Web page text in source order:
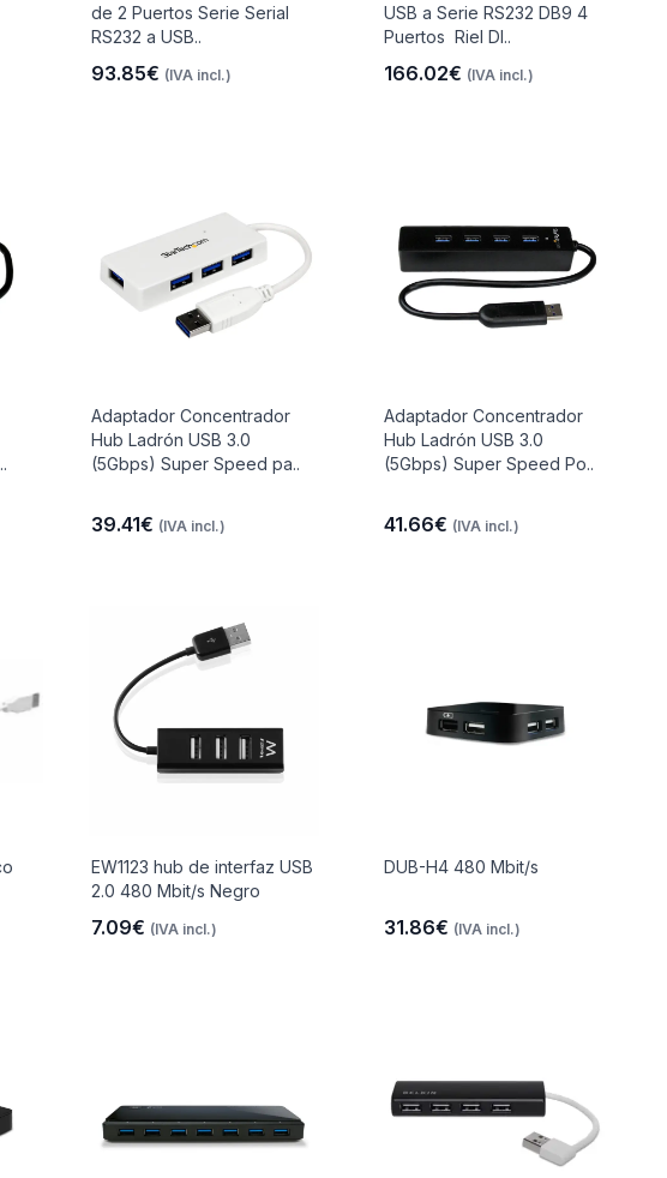
de 2 Puertos Serie Serial
RS232 a USB..
93.85€ (IVA incl.)
USB a Serie RS232 DB9 4
Puertos  Riel DI..
166.02€ (IVA incl.)
Adaptador Concentrador
Hub Ladrón USB 3.0
(5Gbps) Super Speed pa..
39.41€ (IVA incl.)
Adaptador Concentrador
Hub Ladrón USB 3.0
(5Gbps) Super Speed Po..
41.66€ (IVA incl.)
EW1123 hub de interfaz USB
2.0 480 Mbit/s Negro
7.09€ (IVA incl.)
DUB-H4 480 Mbit/s
31.86€ (IVA incl.)